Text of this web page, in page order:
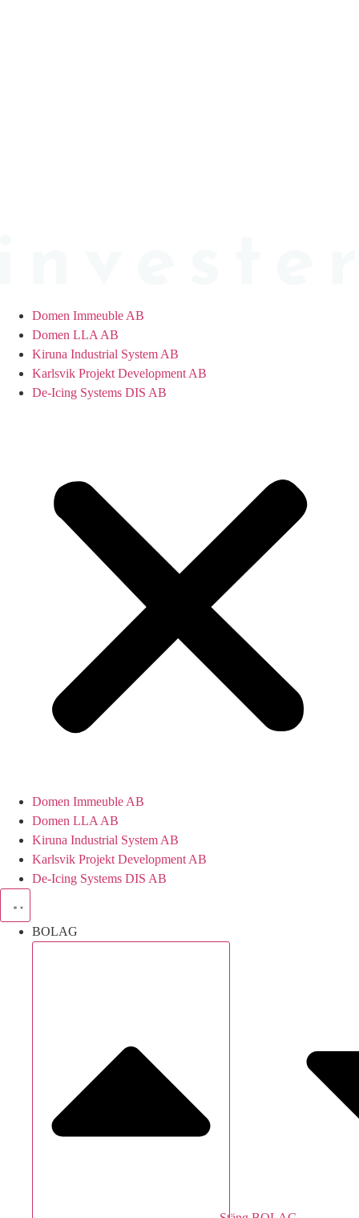
Domen Immeuble AB
Domen LLA AB
Kiruna Industrial System AB
Karlsvik Projekt Development AB
De-Icing Systems DIS AB
Domen Immeuble AB
Domen LLA AB
Kiruna Industrial System AB
Karlsvik Projekt Development AB
De-Icing Systems DIS AB
BOLAG